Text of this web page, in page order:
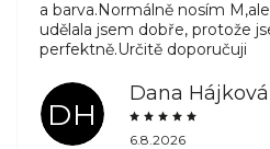
a barva.Normálně nosím
udělala jsem dobře, protože
perfektně.Určitě doporučuji
DH
Dana Hájková
6.8.2026